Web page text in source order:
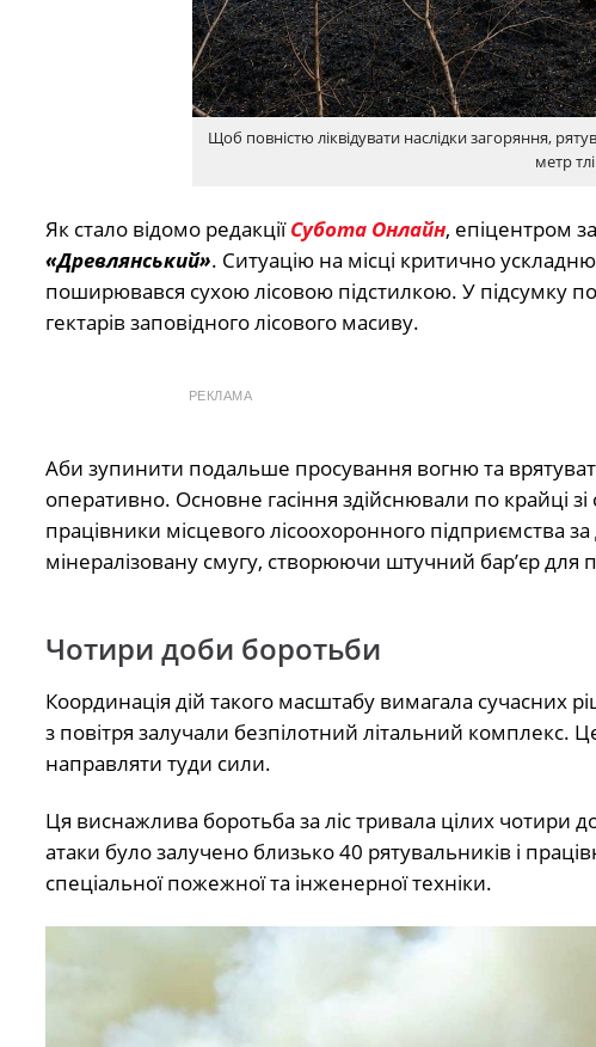
Щоб повністю ліквідувати наслідки загоряння,
метр
Як стало відомо редакціїСубота Онлайн, епіцентром
«Древлянський». Ситуацію на місці критично
поширювався сухою лісовою підстилкою. У підсумку
гектарів заповідного лісового масиву.
РЕКЛАМА
Аби зупинити подальше просування вогню та
оперативно. Основне гасіння здійснювали по крайці
працівники місцевого лісоохоронного підприємства
мінералізовану смугу, створюючи штучний бар’єр для
Чотири доби боротьби
Координація дій такого масштабу вимагала сучасних
з повітря залучали безпілотний літальний комплекс.
направляти туди сили.
Ця виснажлива боротьба за ліс тривала цілих чотири
атаки було залучено близько 40 рятувальників і
спеціальної пожежної та інженерної техніки.